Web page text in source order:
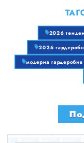
2026
2026
модерна гардеробна